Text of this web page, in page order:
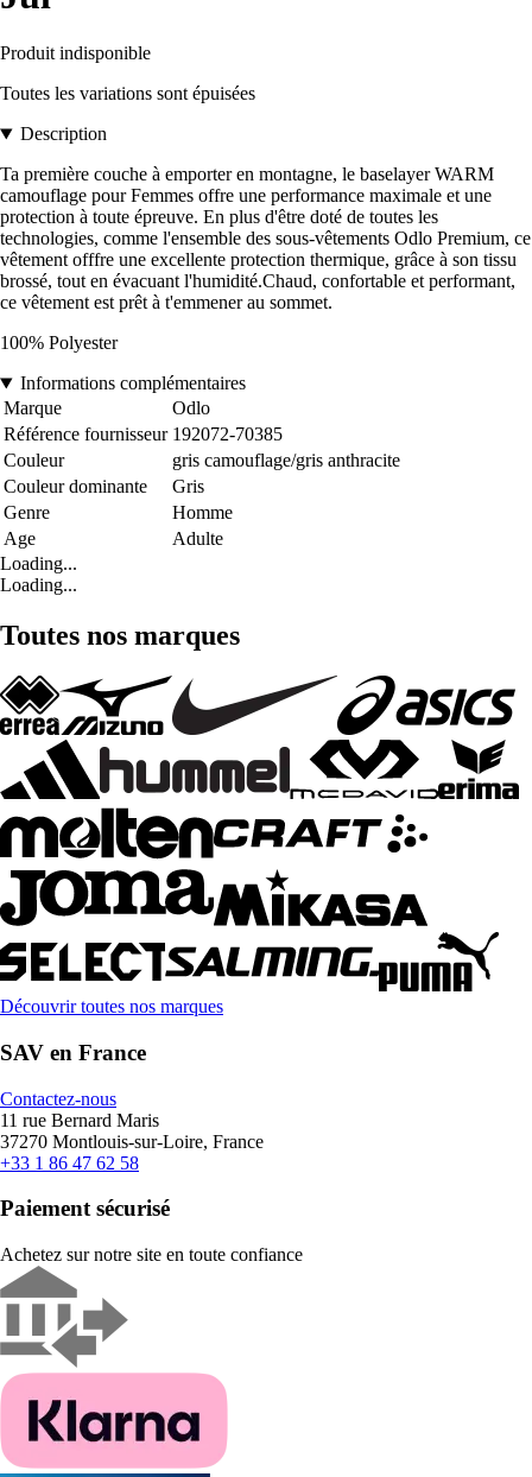
Produit indisponible
Toutes les variations sont épuisées
Description
Ta première couche à emporter en montagne, le baselayer WARM
camouflage pour Femmes offre une performance maximale et une
protection à toute épreuve. En plus d'être doté de toutes les
technologies, comme l'ensemble des sous-vêtements Odlo Premium, ce
vêtement offfre une excellente protection thermique, grâce à son tissu
brossé, tout en évacuant l'humidité.Chaud, confortable et performant,
ce vêtement est prêt à t'emmener au sommet.
100% Polyester
Informations complémentaires
Marque
Odlo
Référence fournisseur 192072-70385
Couleur
gris camouflage/gris anthracite
Couleur dominante
Gris
Genre
Homme
Age
Adulte
Loading...
Loading...
Toutes nos marques
Découvrir toutes nos marques
SAV en France
Contactez-nous
11 rue Bernard Maris
37270 Montlouis-sur-Loire, France
+33 1 86 47 62 58
Paiement sécurisé
Achetez sur notre site en toute confiance